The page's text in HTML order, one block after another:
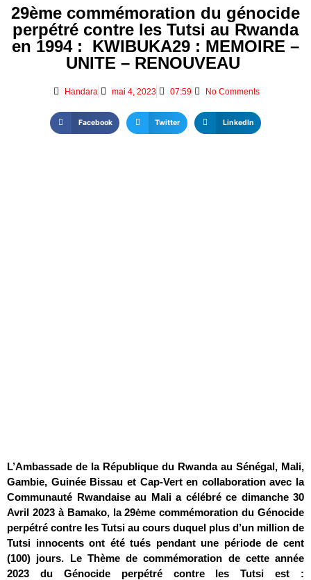
29ème commémoration du génocide
perpétré contre les Tutsi au Rwanda
en 1994 : KWIBUKA29 : MEMOIRE –
UNITE – RENOUVEAU
Handara mai 4, 2023 07:59 No Comments
Facebook Twitter LinkedIn
L’Ambassade de la République du Rwanda au Sénégal, Mali,
Gambie, Guinée Bissau et Cap-Vert en collaboration avec la
Communauté Rwandaise au Mali a célébré ce dimanche 30
Avril 2023 à Bamako, la 29ėme commémoration du Génocide
perpétré contre les Tutsi au cours duquel plus d’un million de
Tutsi innocents ont été tués pendant une période de cent
(100) jours. Le Thème de commémoration de cette année
2023 du Génocide perpétré contre les Tutsi est :